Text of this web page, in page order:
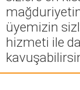
üyemizin
hizmeti ile